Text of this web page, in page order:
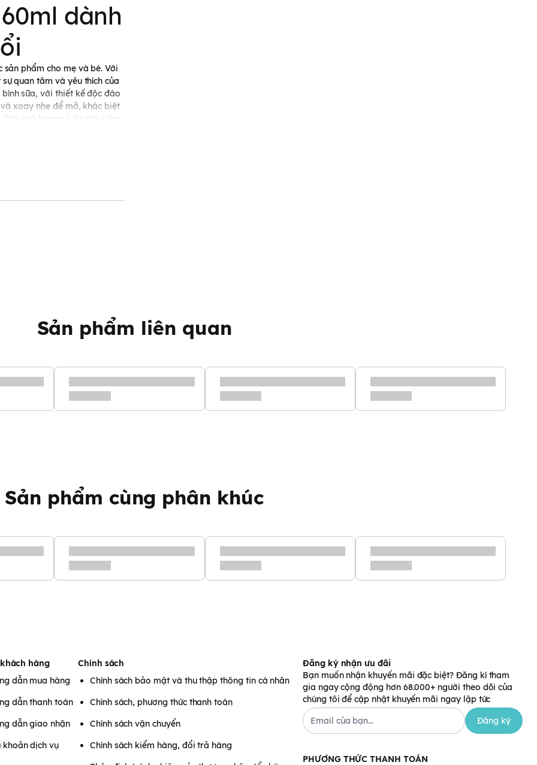
dành
phẩm cho mẹ và bé. Với
quan tâm và yêu thích của
bình sữa, với thiết kế độc đáo
xoay nhẹ để mở, khác biệt
Đội ngũ Hegen
luôn tìm kiếm
đều được lựa chọn và nghiên
sữa Hegen
kế ấn để đóng và xoay
khác.Điều này giúp tránh
bình sữa
Sản phẩm liên quan
Sản phẩm cùng phân khúc
hàng
dẫn mua hàng
dẫn thanh toán
dẫn giao nhận
khoản dịch vụ
Chính sách
Chính sách bảo mật và thu thập thông tin cá nhân
Chính sách, phương thức thanh toán
Chính sách vận chuyển
Chính sách kiểm hàng, đổi trả hàng
Đăng ký nhận ưu đãi
Bạn muốn nhận khuyến mãi đặc biệt? Đăng kí tham
gia ngay cộng động hơn 68.000+ người theo dõi của
chúng tôi để cập nhật khuyến mãi ngay lập tức
Đăng ký
PHƯƠNG THỨC THANH TOÁN